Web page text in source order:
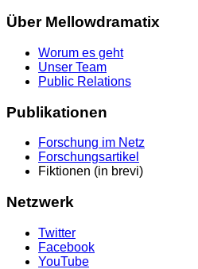
Über Mellowdramatix
Worum es geht
Unser Team
Public Relations
Publikationen
Forschung im Netz
Forschungsartikel
Fiktionen (in brevi)
Netzwerk
Twitter
Facebook
YouTube